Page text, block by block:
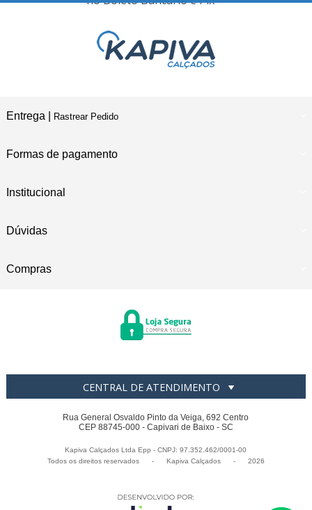
Entrega | Rastrear Pedido
Formas de pagamento
Institucional
Dúvidas
Compras
CENTRAL DE ATENDIMENTO
Rua General Osvaldo Pinto da Veiga, 692 Centro
CEP 88745-000 - Capivari de Baixo - SC
Kapiva Calçados Ltda Epp - CNPJ: 97.352.462/0001-00
Todos os direitos reservados
- Kapiva Calçados - 2026